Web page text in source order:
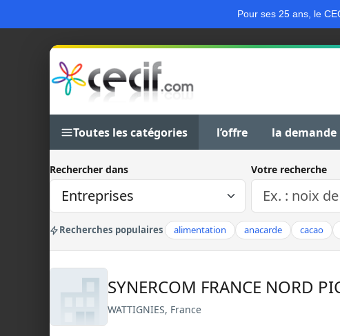
Pour ses 25 ans, le
Toutes les catégories l’offre la demande
Rechercher dans Votre recherche
Recherches populaires alimentation anacarde cacao
SYNERCOM FRANCE NORD
WATTIGNIES, France